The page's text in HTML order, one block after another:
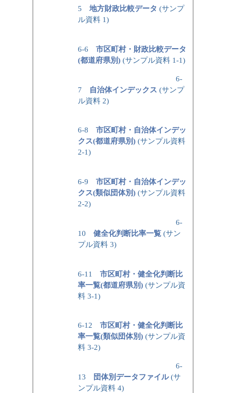
5地方財政比較データ (サンプ
ル資料 1)
6-6市区町村・財政比較データ
(都道府県別) (サンプル資料 1-1)
6-
7 自治体インデックス (サンプ
ル資料 2)
6-8市区町村・自治体インデッ
クス(都道府県別) (サンプル資料
2-1)
6-9市区町村・自治体インデッ
クス(類似団体別) (サンプル資料
2-2)
6-
10健全化判断比率一覧 (サン
プル資料 3)
6-11市区町村・健全化判断比
率一覧(都道府県別) (サンプル資
料 3-1)
6-12市区町村・健全化判断比
率一覧(類似団体別) (サンプル資
料 3-2)
6-
13
団体別データファイル(サ
ンプル資料 4)